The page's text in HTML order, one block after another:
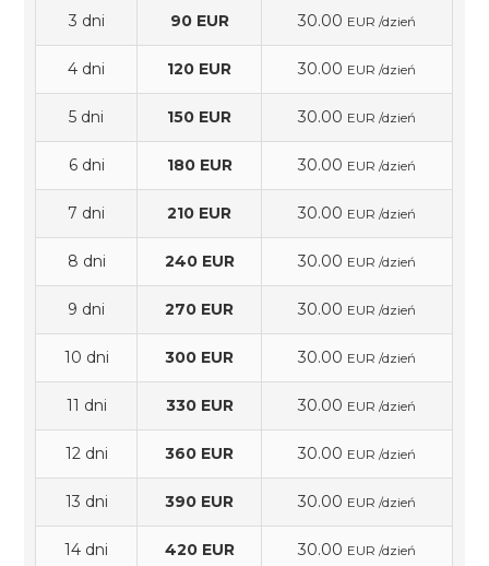
3 dni 90 EUR 30.00 EUR /dzień
4 dni 120 EUR 30.00 EUR /dzień
5 dni 150 EUR 30.00 EUR /dzień
6 dni 180 EUR 30.00 EUR /dzień
7 dni 210 EUR 30.00 EUR /dzień
8 dni 240 EUR 30.00 EUR /dzień
9 dni 270 EUR 30.00 EUR /dzień
10 dni 300 EUR 30.00 EUR /dzień
11 dni 330 EUR 30.00 EUR /dzień
12 dni 360 EUR 30.00 EUR /dzień
13 dni 390 EUR 30.00 EUR /dzień
14 dni 420 EUR 30.00 EUR /dzień